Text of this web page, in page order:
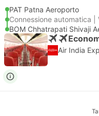
PAT Patna Aeroporto
Connessione automatica |
BOM Chhatrapati Shivaji
Air India